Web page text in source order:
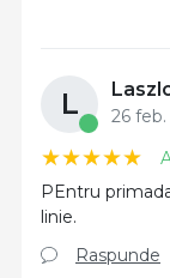
L
26
PEntru
linie.
Raspunde